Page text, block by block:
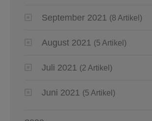
September 2021 (8 Artikel)
August 2021 (5 Artikel)
Juli 2021 (2 Artikel)
Juni 2021 (5 Artikel)